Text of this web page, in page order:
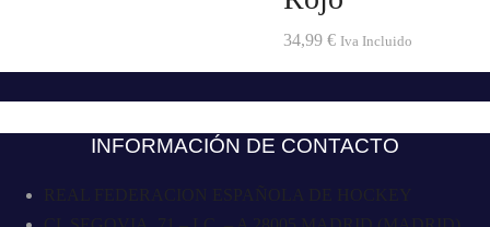
34,99 € Iva Incluido
INFORMACIÓN DE CONTACTO